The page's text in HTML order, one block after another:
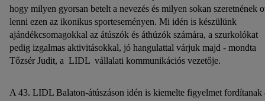
hogy milyen gyorsan betelt a nevezés és milyen sokan szeretnének
lenni ezen az ikonikus sporteseményen. Mi idén is készülünk
ajándékcsomagokkal az átúszók és áthúzók számára, a szurkolókat
pedig izgalmas aktivitásokkal, jó hangulattal várjuk majd - mondta
Tőzsér Judit, a LIDL vállalati kommunikációs vezetője.
A 43. LIDL Balaton-átúszáson idén is kiemelte figyelmet fordítanak